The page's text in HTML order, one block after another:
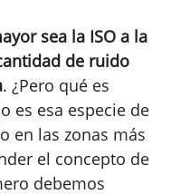
sea la ISO a la
de ruido
. ¿Pero qué es
es esa especie de
en las zonas más
el concepto de
debemos